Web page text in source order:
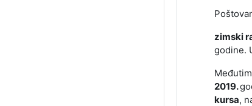
zimski
godine.
2019.
kursa,